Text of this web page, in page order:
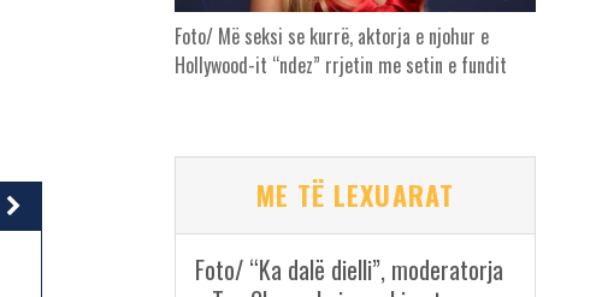
Foto/ Më seksi se kurrë, aktorja e njohur e
Hollywood-it “ndez” rrjetin me setin e fundit
ME TË LEXUARAT
Foto/ “Ka dalë dielli”, moderatorja